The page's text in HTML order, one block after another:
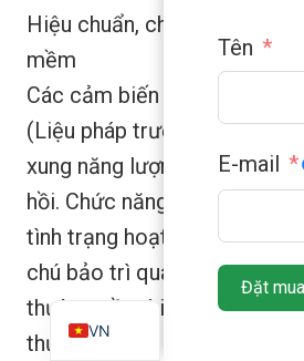
Hiệu chuẩn, chẩn đoán và
mềm
Các cảm biến này hỗ trợ liệu
(Liệu pháp trường điện từ
xung năng lượng điện từ
hồi. Chức năng chẩn đoán
tình trạng hoạt động của
chú bảo trì qua ứng dụng.
thường cần thiết sau mỗi 6
thực hiện hiệu chuẩn có
Tên
E-mail
Đặt mua
VN